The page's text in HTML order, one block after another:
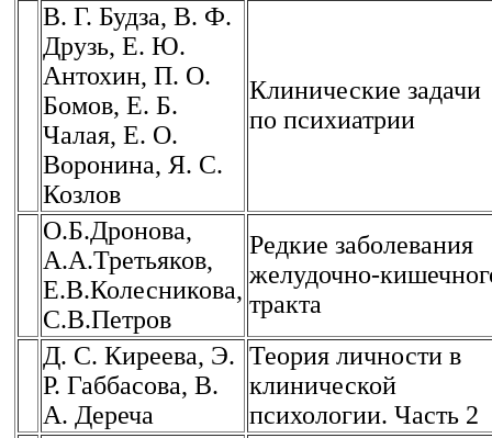
В. Г. Будза, В. Ф.
Друзь, Е. Ю.
Антохин, П. О.
Бомов, Е. Б.
Чалая, Е. О.
Воронина, Я. С.
Козлов
Клинические задачи
по психиатрии
О.Б.Дронова,
А.А.Третьяков,
Е.В.Колесникова,
С.В.Петров
Редкие заболевания
желудочно-
тракта
Д. С. Киреева, Э.
Р. Габбасова, В.
А. Дереча
Теория личности в
клинической
психологии. Часть 2